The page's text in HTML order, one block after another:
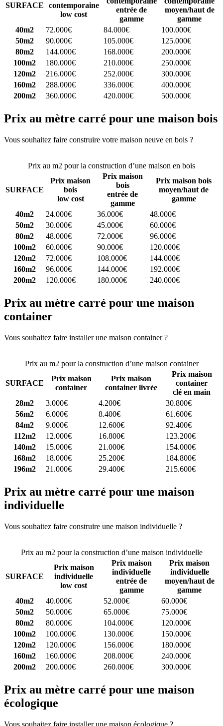
SURFACE
contemporaine
low cost
entrée de
gamme
moyen/haut de
gamme
40m2
72.000€ 84.000€
100.000€
50m2
90.000€ 105.000€
125.000€
80m2
144.000€ 168.000€
200.000€
100m2
180.000€ 210.000€
250.000€
120m2
216.000€ 252.000€
300.000€
160m2
288.000€ 336.000€
400.000€
200m2
360.000€ 420.000€ 500.000€
Prix au mètre carré pour une maison bois
Vous souhaitez faire construire votre maison neuve en bois ?
Prix au m2 pour la construction d’une maison en bois
SURFACE
Prix maison
bois
low cost
Prix maison
bois
entrée de
gamme
Prix maison bois
moyen/haut de
gamme
40m2
24.000€ 36.000€
48.000€
50m2
30.000€ 45.000€
60.000€
80m2
48.000€ 72.000€
96.000€
100m2
60.000€ 90.000€
120.000€
120m2
72.000€ 108.000€
144.000€
160m2
96.000€ 144.000€
192.000€
200m2
120.000€ 180.000€ 240.000€
Prix au mètre carré pour une maison
container
Vous souhaitez faire installer une maison container ?
Prix au m2 pour la construction d’une maison container
SURFACE
Prix maison
container
Prix maison
container livrée
Prix maison
container
clé en main
28m2
3.000€ 4.200€
30.800€
56m2
6.000€ 8.400€
61.600€
84m2
9.000€ 12.600€
92.400€
112m2
12.000€ 16.800€
123.200€
140m2
15.000€ 21.000€
154.000€
168m2
18.000€ 25.200€
184.800€
196m2
21.000€ 29.400€ 215.600€
Prix au mètre carré pour une maison
individuelle
Vous souhaitez faire construire une maison individuelle ?
Prix au m2 pour la construction d’une maison individuelle
SURFACE
Prix maison
individuelle
low cost
Prix maison
individuelle
entrée de
gamme
Prix maison
individuelle
moyen/haut de
gamme
40m2
40.000€ 52.000€
60.000€
50m2
50.000€ 65.000€
75.000€
80m2
80.000€ 104.000€
120.000€
100m2
100.000€ 130.000€
150.000€
120m2
120.000€ 156.000€
180.000€
160m2
160.000€ 208.000€
240.000€
200m2
200.000€ 260.000€ 300.000€
Prix au mètre carré pour une maison
écologique
Vous souhaitez faire installer une maison écologique ?